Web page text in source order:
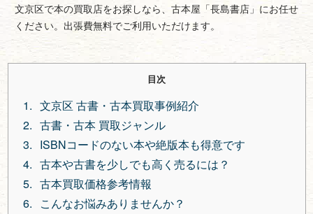
文京区で本の買取店をお探しなら、古本屋「長島書店」にお任せ
ください。出張費無料でご利用いただけます。
目次
文京区 古書・古本買取事例紹介
古書・古本 買取ジャンル
ISBNコードのない本や絶版本も得意です
古本や古書を少しでも高く売るには？
古本買取価格参考情報
こんなお悩みありませんか？